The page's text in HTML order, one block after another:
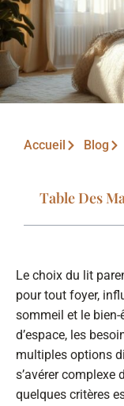
Accueil Blog
Table Des
Le choix du lit
pour tout foyer,
sommeil et le
d’espace, les
multiples options
s’avérer complexe
quelques critères